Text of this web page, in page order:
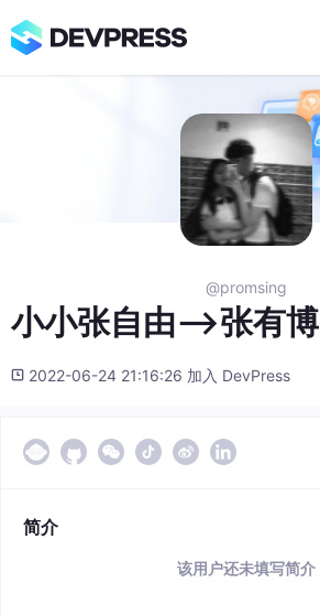
@promsing
小小张自由—>张有博
2022-06-24 21:16:26 加入 DevPress
简介
该用户还未填写简介